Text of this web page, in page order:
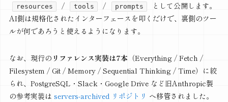
resources / tools / prompts
として公開します。
AI側は規格化されたインターフェースを叩くだけで、裏側のツー
ルが何であろうと使えるようになります。
なお、現行の リファレンス実装は7本（Everything / Fetch /
Filesystem / Git / Memory / Sequential Thinking / Time）に絞
られ、PostgreSQL・Slack・Google Drive など旧Anthropic製
の参考実装は servers-archived リポジトリ へ移管されました。